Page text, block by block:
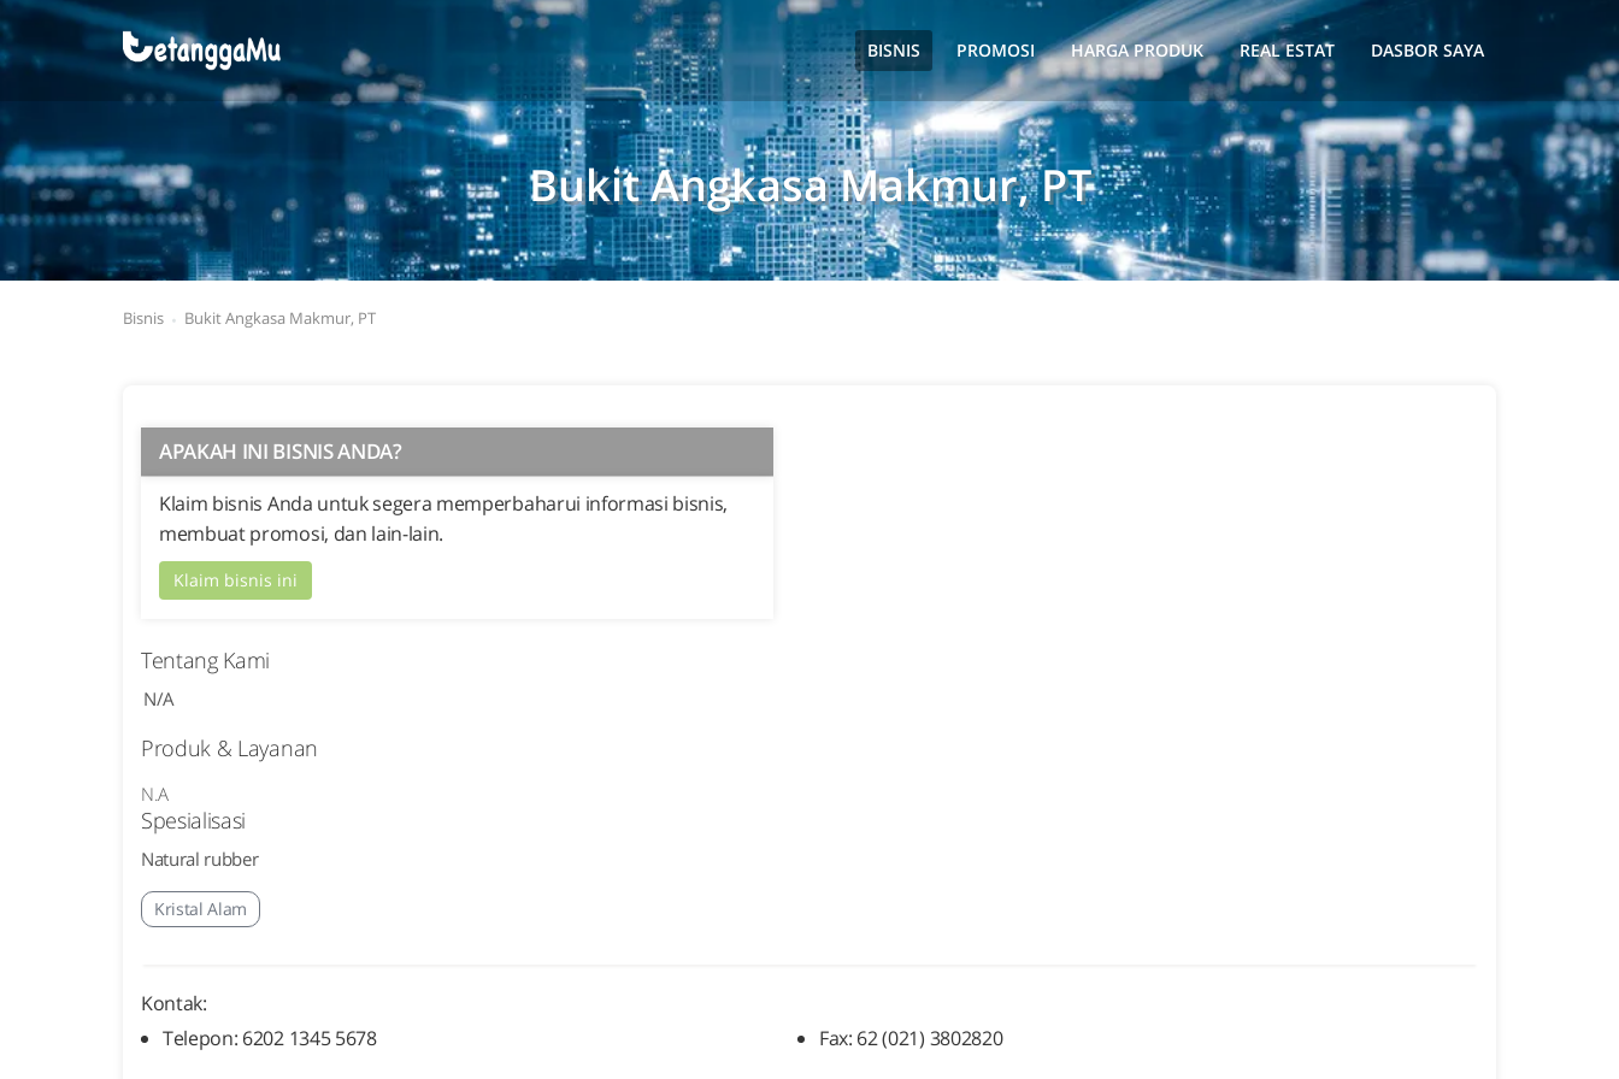
BISNIS PROMOSI HARGA PRODUK REAL ESTAT DASBOR SAYA
Bukit Angkasa Makmur, PT
Bisnis Bukit Angkasa Makmur, PT
APAKAH INI BISNIS ANDA?
Klaim bisnis Anda untuk segera memperbaharui informasi bisnis,
membuat promosi, dan lain-lain.
Klaim bisnis ini
Tentang Kami
N/A
Produk & Layanan
N.A
Spesialisasi
Natural rubber
Kristal Alam
Kontak:
Telepon: 6202 1345 5678
Fax: 62 (021) 3802820